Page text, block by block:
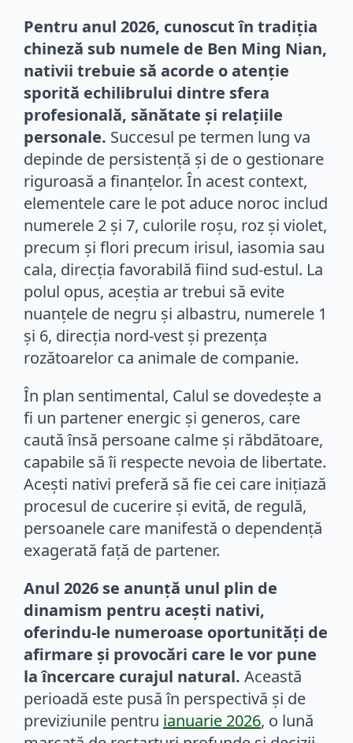
Pentru anul 2026, cunoscut în tradiția
chineză sub numele de Ben Ming Nian,
nativii trebuie să acorde o atenție
sporită echilibrului dintre sfera
profesională, sănătate și relațiile
personale. Succesul pe termen lung va
depinde de persistență și de o gestionare
riguroasă a finanțelor. În acest context,
elementele care le pot aduce noroc includ
numerele 2 și 7, culorile roșu, roz și violet,
precum și flori precum irisul, iasomia sau
cala, direcția favorabilă fiind sud-estul. La
polul opus, aceștia ar trebui să evite
nuanțele de negru și albastru, numerele 1
și 6, direcția nord-vest și prezența
rozătoarelor ca animale de companie.
În plan sentimental, Calul se dovedește a
fi un partener energic și generos, care
caută însă persoane calme și răbdătoare,
capabile să îi respecte nevoia de libertate.
Acești nativi preferă să fie cei care inițiază
procesul de cucerire și evită, de regulă,
persoanele care manifestă o dependență
exagerată față de partener.
Anul 2026 se anunță unul plin de
dinamism pentru acești nativi,
oferindu-le numeroase oportunități de
afirmare și provocări care le vor pune
la încercare curajul natural. Această
perioadă este pusă în perspectivă și de
previziunile pentru ianuarie 2026, o lună